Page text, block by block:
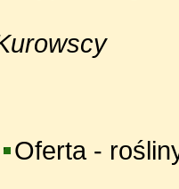
Oferta -